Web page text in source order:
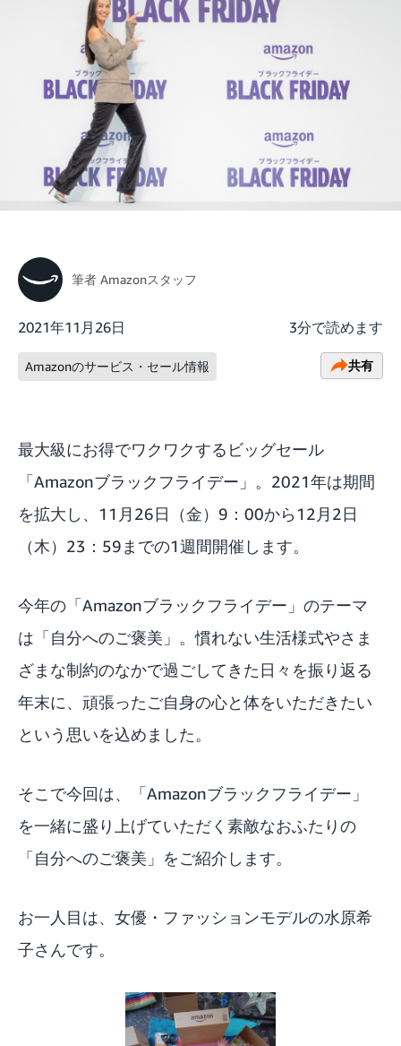
筆者 Amazonスタッフ
2021年11月26日 3分で読めます
Amazonのサービス・セール情報 共有
最大級にお得でワクワクするビッグセール
「Amazonブラックフライデー 」。2021年は期間
を拡大し、11月26日（金）9：00から12月2日
（木）23：59までの1週間開催します。
今年の「Amazonブラックフライデー」のテーマ
は「自分へのご褒美」。慣れない生活様式やさま
ざまな制約のなかで過ごしてきた日々を振り返る
年末に、頑張ったご自身の心と体をいただきたい
という思いを込めました。
そこで今回は、「Amazonブラックフライデー」
を一緒に盛り上げていただく素敵なおふたりの
「自分へのご褒美」をご紹介します。
お一人目は、女優・ファッションモデルの水原希
子さんです。